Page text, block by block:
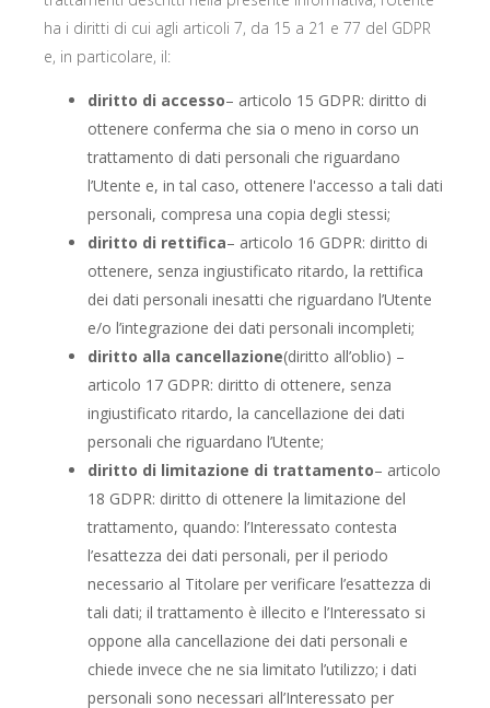
ha i diritti di cui agli articoli 7, da 15 a 21 e 77 del GDPR
e, in particolare, il:
diritto di accesso– articolo 15 GDPR: diritto di
ottenere conferma che sia o meno in corso un
trattamento di dati personali che riguardano
l’Utente e, in tal caso, ottenere l'accesso a tali dati
personali, compresa una copia degli stessi;
diritto di rettifica– articolo 16 GDPR: diritto di
ottenere, senza ingiustificato ritardo, la rettifica
dei dati personali inesatti che riguardano l’Utente
e/o l’integrazione dei dati personali incompleti;
diritto alla cancellazione(diritto all’oblio) –
articolo 17 GDPR: diritto di ottenere, senza
ingiustificato ritardo, la cancellazione dei dati
personali che riguardano l’Utente;
diritto di limitazione di trattamento– articolo
18 GDPR: diritto di ottenere la limitazione del
trattamento, quando: l’Interessato contesta
l’esattezza dei dati personali, per il periodo
necessario al Titolare per verificare l’esattezza di
tali dati; il trattamento è illecito e l’Interessato si
oppone alla cancellazione dei dati personali e
chiede invece che ne sia limitato l’utilizzo; i dati
personali sono necessari all’Interessato per